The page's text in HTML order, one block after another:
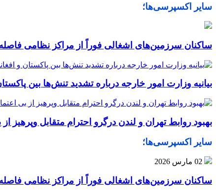
سایر اکسپرسی‌ها؛
ساکنان سرزمین‌های اشغالی فوراً از مراکز نظامی فاصله
بیانیه وزارت امور خارجه درباره تشدید تنش‌ها بین
بهبود روابط تهران و لندن درگرو احترام متقابل وپرهیز
سایر اکسپرسی‌ها؛
02 مارس 2026
ساکنان سرزمین‌های اشغالی فوراً از مراکز نظامی فاصله